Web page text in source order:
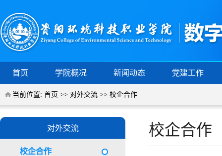
首页 学院概况 新闻动态 党建工作
当前位置: 首页 >> 对外交流 >> 校企合作
对外交流
校企合作
校企合作